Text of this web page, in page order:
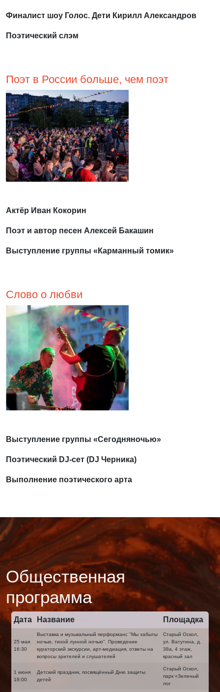
Финалист шоу Голос. Дети Кирилл Александров
Поэтический слэм
Поэт в России больше, чем поэт
Актёр Иван Кокорин
Поэт и автор песен Алексей Бакашин
Выступление группы «Карманный томик»
Слово о любви
Выступление группы «Сегодняночью»
Поэтический DJ-сет (DJ Черника)
Выполнение поэтического арта
Общественная
программа
Дата Название Площадка
25 мая
16:30
Выставка и музыкальный перформанс "Мы забыты
ночью, тихой лунной ночью". Проведение
кураторский экскурсии, арт-медиация, ответы на
вопросы зрителей и слушателей
Старый Оскол,
ул. Ватутина, д.
38а, 4 этаж,
красный зал
1 июня
18:00
Детский праздник, посвящённый Дню защиты
детей
Старый Оскол,
парк «Зеленый
лог